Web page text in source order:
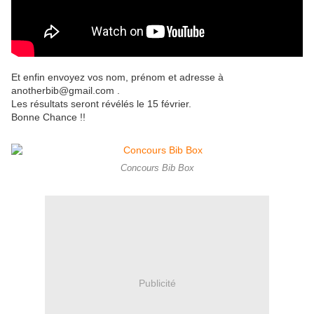
Et enfin envoyez vos nom, prénom et adresse à
anotherbib@gmail.com .
Les résultats seront révélés le 15 février.
Bonne Chance !!
Concours Bib Box
Publicité